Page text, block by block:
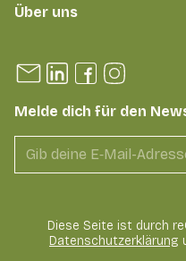
Über uns
Melde dich für den
Diese Seite ist durch
Datenschutzerklärung